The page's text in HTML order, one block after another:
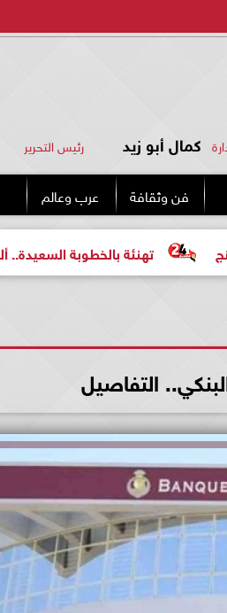
كمال أبو زيد رئيس التحرير
فن وثقافة عرب وعالم
بالخطوبة السعيدة.. ألف مبروك
التفاصيل